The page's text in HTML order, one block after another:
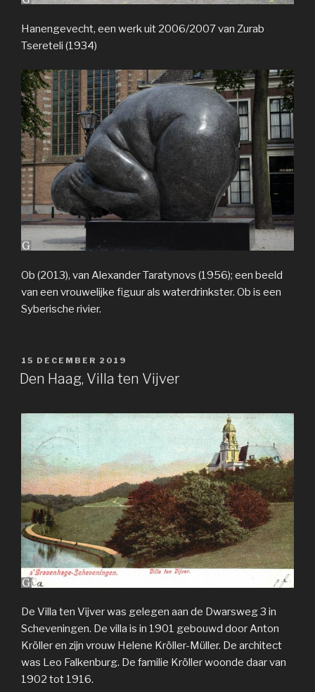
Hanengevecht, een werk uit 2006/2007 van Zurab
Tsereteli (1934)
Ob (2013), van Alexander Taratynovs (1956); een beeld
van een vrouwelijke figuur als waterdrinkster. Ob is een
Syberische rivier.
GEPLAATST
OP
15 DECEMBER 2019
Den Haag, Villa ten Vijver
De Villa ten Vijver was gelegen aan de Dwarsweg 3 in
Scheveningen. De villa is in 1901 gebouwd door Anton
Kröller en zijn vrouw Helene Kröller-Müller. De architect
was Leo Falkenburg. De familie Kröller woonde daar van
1902 tot 1916.